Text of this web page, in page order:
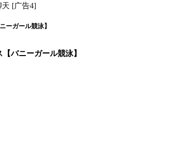
[广告4]
ーガール競泳】
バニーガール競泳】